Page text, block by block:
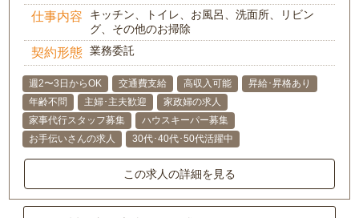
仕事内容
キッチン、トイレ、お風呂、洗面所、リビン
グ、その他のお掃除
契約形態 業務委託
週2〜3日からOK 交通費支給 高収入可能
昇給･昇格あり
年齢不問
主婦･主夫歓迎
家政婦の求人
家事代行スタッフ募集
ハウスキーパー募集
お手伝いさんの求人
30代･40代･50代活躍中
この求人の詳細を見る